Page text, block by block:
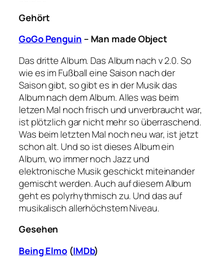
Gehört
GoGo Penguin – Man made Object
Das dritte Album. Das Album nach v 2.0. So
wie es im Fußball eine Saison nach der
Saison gibt, so gibt es in der Musik das
Album nach dem Album. Alles was beim
letzen Mal noch frisch und unverbraucht war,
ist plötzlich gar nicht mehr so überraschend.
Was beim letzten Mal noch neu war, ist jetzt
schon alt. Und so ist dieses Album ein
Album, wo immer noch Jazz und
elektronische Musik geschickt miteinander
gemischt werden. Auch auf diesem Album
geht es polyrhythmisch zu. Und das auf
musikalisch allerhöchstem Niveau.
Gesehen
Being Elmo (IMDb)